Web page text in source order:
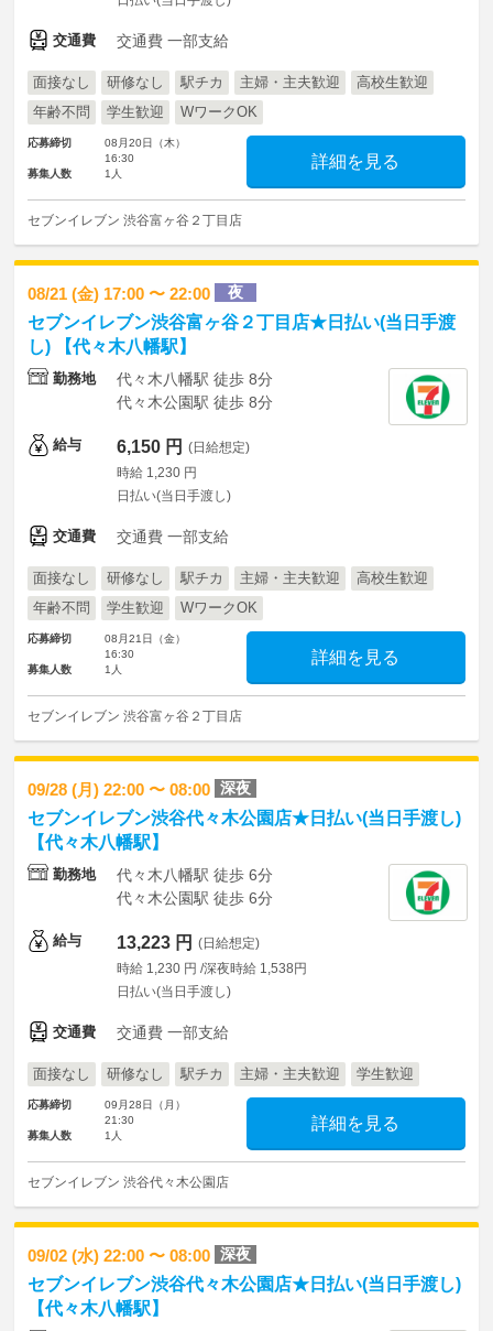
交通費 交通費 一部支給
面接なし 研修なし 駅チカ 主婦・主夫歓迎
高校生歓迎
年齢不問
学生歓迎 WワークOK
応募締切
08月20日（木）
16:30
募集人数
1人
詳細を見る
セブンイレブン 渋谷富ヶ谷２丁目店
08/21 (金) 17:00 〜 22:00 夜
セブンイレブン渋谷富ヶ谷２丁目店★日払い(当日手渡
し) 【代々木八幡駅】
勤務地
代々木八幡駅 徒歩 8分
代々木公園駅 徒歩 8分
給与 6,150 円 (日給想定)
時給 1,230 円
日払い(当日手渡し)
交通費 交通費 一部支給
面接なし 研修なし 駅チカ 主婦・主夫歓迎
高校生歓迎
年齢不問
学生歓迎 WワークOK
応募締切
08月21日（金）
16:30
募集人数
1人
詳細を見る
セブンイレブン 渋谷富ヶ谷２丁目店
09/28 (月) 22:00 〜 08:00 深夜
セブンイレブン渋谷代々木公園店★日払い(当日手渡し)
【代々木八幡駅】
勤務地
代々木八幡駅 徒歩 6分
代々木公園駅 徒歩 6分
給与 13,223 円 (日給想定)
時給 1,230 円 /深夜時給 1,538円
日払い(当日手渡し)
交通費 交通費 一部支給
面接なし 研修なし 駅チカ 主婦・主夫歓迎 学生歓迎
応募締切
09月28日（月）
21:30
募集人数
1人
詳細を見る
セブンイレブン 渋谷代々木公園店
09/02 (水) 22:00 〜 08:00 深夜
セブンイレブン渋谷代々木公園店★日払い(当日手渡し)
【代々木八幡駅】